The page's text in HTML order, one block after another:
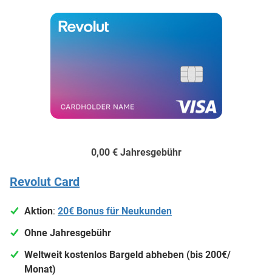
0,00 € Jahresgebühr
Revolut Card
Aktion: 20€ Bonus für Neukunden
Ohne Jahresgebühr
Weltweit kostenlos Bargeld abheben (bis 200€/
Monat)